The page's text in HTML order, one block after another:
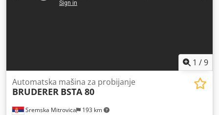
1 /9
Sremska Mitrovica 193 km
Automatska mašina za probijanje
BRUDERER BSTA 80